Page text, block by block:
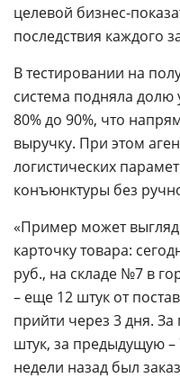
целевой бизнес-
последствия каждого
В тестировании на
система подняла долю
80% до 90%, что
выручку. При этом
логистических
конъюнктуры без
«Пример может
карточку товара:
руб., на складе №7 в
– еще 12 штук от
прийти через 3 дня.
штук, за предыдущую –
недели назад был